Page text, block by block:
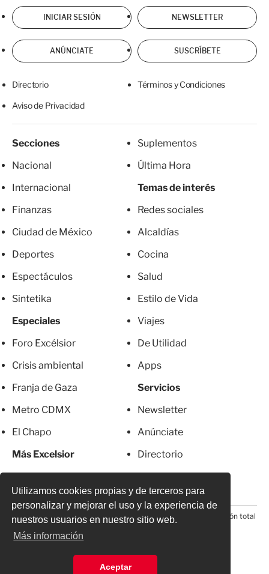
Utilizamos cookies propias y de terceros para
personalizar y mejorar el uso y la experiencia de
nuestros usuarios en nuestro sitio web.
Más información
Aceptar
INICIAR SESIÓN NEWSLETTER
ANÚNCIATE SUSCRÍBETE
Directorio Términos y Condiciones
Aviso de Privacidad
Secciones
Nacional
Internacional
Finanzas
Ciudad de México
Deportes
Espectáculos
Sintetika
Especiales
Foro Excélsior
Crisis ambiental
Franja de Gaza
Metro CDMX
El Chapo
Más Excelsior
Suplementos
Última Hora
Temas de interés
Redes sociales
Alcaldías
Cocina
Salud
Estilo de Vida
Viajes
De Utilidad
Apps
Servicios
Newsletter
Anúnciate
Directorio
© 2026 Todos los derechos reservados. Prohibida la reproducción total
o parcial, incluyendo cualquier medio electrónico*